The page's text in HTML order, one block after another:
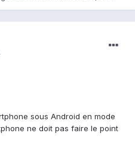
sous Android en mode
ne doit pas faire le point